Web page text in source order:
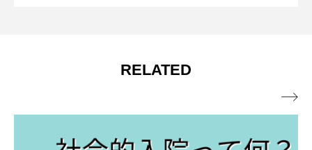
RELATED
